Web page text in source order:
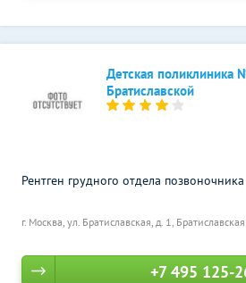
Детская поликлиника
Братиславской
г. Москва, ул. Братиславская, д. 1,
Рентген грудного отдела позвоночника
+7 495 125-